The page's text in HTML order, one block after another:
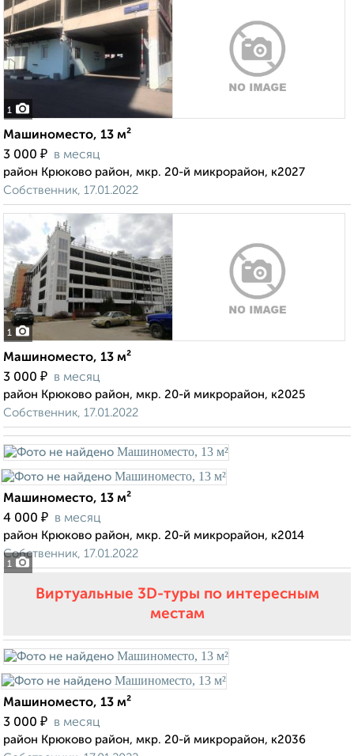
1
Машиноместо, 13 м²
3 000 ₽ в месяц
район Крюково район, мкр. 20-й микрорайон, к2027
Собственник, 17.01.2022
1
Машиноместо, 13 м²
3 000 ₽ в месяц
район Крюково район, мкр. 20-й микрорайон, к2025
Собственник, 17.01.2022
1
Машиноместо, 13 м²
4 000 ₽ в месяц
район Крюково район, мкр. 20-й микрорайон, к2014
Собственник, 17.01.2022
Виртуальные 3D-туры по интересным
местам
Машиноместо, 13 м²
3 000 ₽ в месяц
район Крюково район, мкр. 20-й микрорайон, к2036